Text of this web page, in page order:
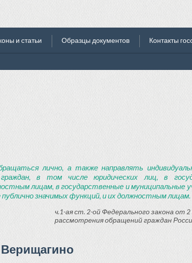
и статьи Образцы документов Контакты
лично, а также направлять
граждан, в том числе юридических лиц, в
лицам, в государственные и муниципальные
значимых функций, и их должностным лицам.
ч.1-ая ст. 2-ой Федерального закона от
рассмотрения обращений граждан